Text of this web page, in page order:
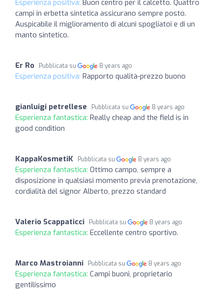
Esperienza positiva: Buon centro per il calcetto. Quattro
campi in erbetta sintetica assicurano sempre posto.
Auspicabile il miglioramento di alcuni spogliatoi e di un
manto sintetico.
Er Ro Pubblicata su 8 years ago
Esperienza positiva: Rapporto qualità-prezzo buono
gianluigi petrellese Pubblicata su 8 years ago
Esperienza fantastica: Really cheap and the field is in
good condition
KappaKosmetiK Pubblicata su 8 years ago
Esperienza fantastica: Ottimo campo, sempre a
disposizione in qualsiasi momento previa prenotazione,
cordialità del signor Alberto, prezzo standard
Valerio Scappaticci Pubblicata su 8 years ago
Esperienza fantastica: Eccellente centro sportivo.
Marco Mastroianni Pubblicata su 8 years ago
Esperienza fantastica: Campi buoni, proprietario
gentilissimo